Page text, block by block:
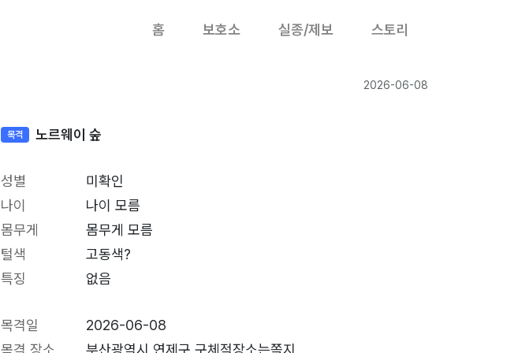
홈 보호소 실종/제보 스토리
2026-06-08
목격 노르웨이 숲
성별
미확인
나이
나이 모름
몸무게
몸무게 모름
털색
고동색?
특징
없음
목격일
2026-06-08
목격 장소
부산광역시 연제구 구체적장소는쪽지